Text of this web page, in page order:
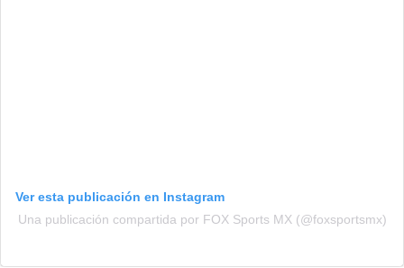
Ver esta publicación en Instagram
Una publicación compartida por FOX Sports MX (@foxsportsmx)